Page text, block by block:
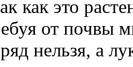
как это
от почвы
нельзя, а